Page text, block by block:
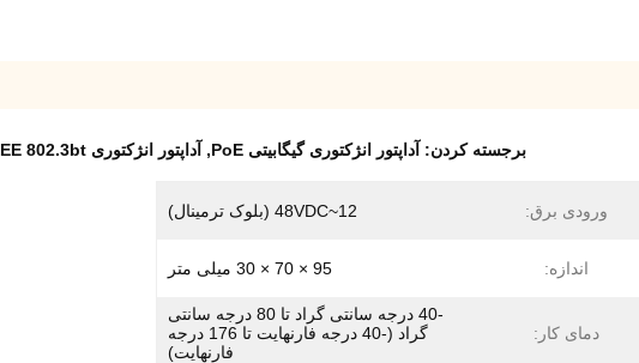
برجسته کردن: آداپتور انژکتوری گیگابیتی PoE , آداپتور انژکتوری PoE IEEE 802.3bt
ورودی برق: 12~48VDC (بلوک ترمینال)
اندازه: 95 × 70 × 30 میلی متر
دمای کار:
-40 درجه سانتی گراد تا 80 درجه سانتی
گراد (-40 درجه فارنهایت تا 176 درجه
فارنهایت)